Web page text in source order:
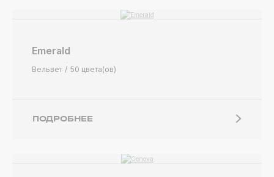
Emerald
Вельвет 50 цвета(ов)
ПОДРОБНЕЕ